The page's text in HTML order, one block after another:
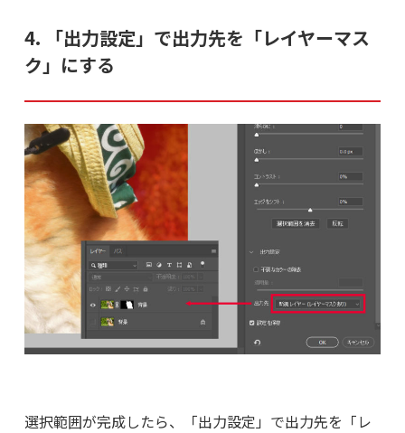
4. 「出力設定」で出力先を「レイヤーマス
ク」にする
選択範囲が完成したら、「出力設定」で出力先を「レ